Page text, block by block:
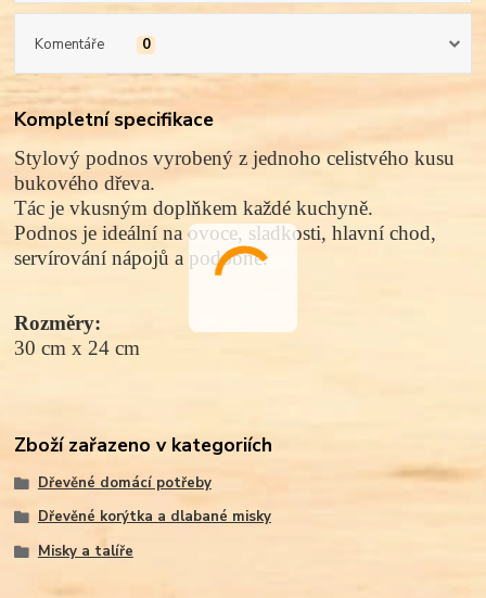
Komentáře 0
Kompletní specifikace
Stylový podnos vyrobený z jednoho celistvého kusu
bukového dřeva.
Tác je vkusným doplňkem každé kuchyně.
Podnos je ideální na ovoce, sladkosti, hlavní chod,
servírování nápojů a podobně.
Rozměry:
30 cm x 24 cm
Zboží zařazeno v kategoriích
Dřevěné domácí potřeby
Dřevěné korýtka a dlabané misky
Misky a talíře